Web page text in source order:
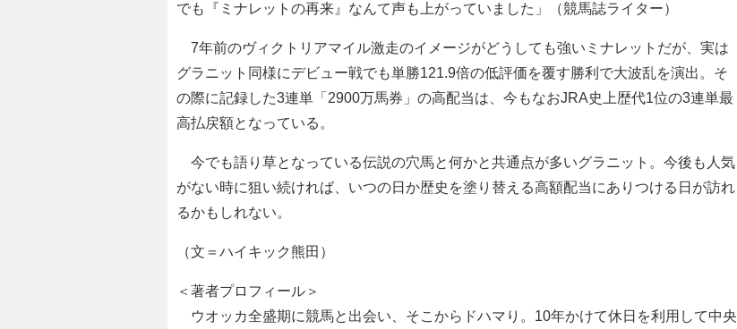
でも『ミナレットの再来』なんて声も上がっていました」（競馬誌ライター）
7年前のヴィクトリアマイル激走のイメージがどうしても強いミナレットだが、実は
グラニット同様にデビュー戦でも単勝121.9倍の低評価を覆す勝利で大波乱を演出。そ
の際に記録した3連単「2900万馬券」の高配当は、今もなおJRA史上歴代1位の3連単最
高払戻額となっている。
今でも語り草となっている伝説の穴馬と何かと共通点が多いグラニット。今後も人気
がない時に狙い続ければ、いつの日か歴史を塗り替える高額配当にありつける日が訪れ
るかもしれない。
（文＝ハイキック熊田）
＜著者プロフィール＞
ウオッカ全盛期に競馬と出会い、そこからドハマり。10年かけて休日を利用して中央